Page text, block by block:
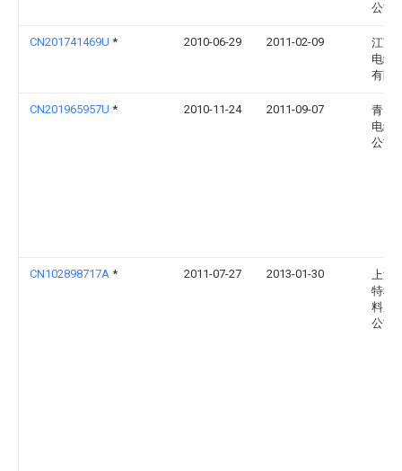
公司
CN201741469U * 2010-06-29 2011-02-09
江苏
电缆
有限
CN201965957U * 2010-11-24 2011-09-07
青岛
电缆
公司
CN102898717A * 2011-07-27 2013-01-30
上海
特种
料厂
公司